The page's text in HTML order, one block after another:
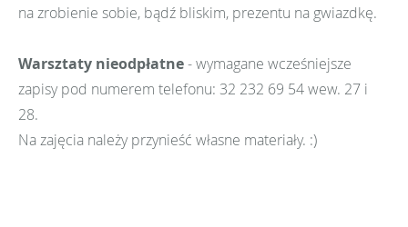
na zrobienie sobie, bądź bliskim, prezentu na gwiazdkę.
Warsztaty nieodpłatne- wymagane wcześniejsze
zapisy pod numerem telefonu: 32 232 69 54 wew. 27 i
28.
Na zajęcia należy przynieść własne materiały. :)